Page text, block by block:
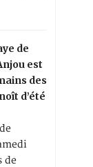
de
est
des
d’été
de